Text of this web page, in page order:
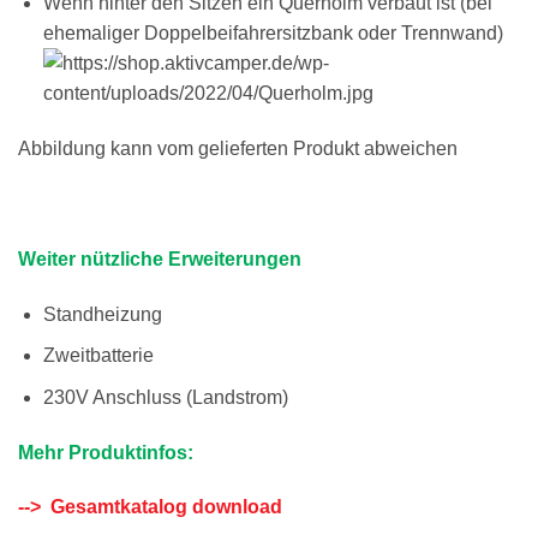
ehemaliger Doppelbeifahrersitzbank oder Trennwand)
Abbildung kann vom gelieferten Produkt abweichen
Weiter nützliche Erweiterungen
Standheizung
Zweitbatterie
230V Anschluss (Landstrom)
Mehr Produktinfos:
--> Gesamtkatalog download